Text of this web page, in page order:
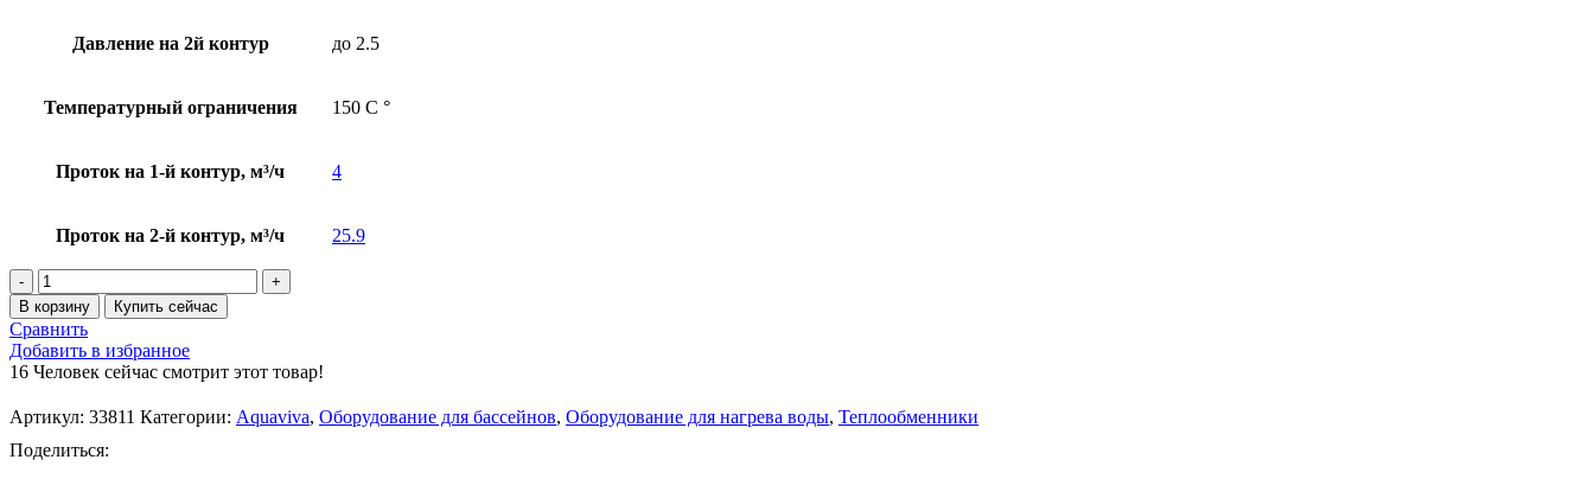
Давление на 2й контур до 2.5
Температурный ограничения 150 С °
Проток на 1-й контур, м³/ч 4
Проток на 2-й контур, м³/ч 25.9
В корзину Купить сейчас
Сравнить
Добавить в избранное
16 Человек сейчас смотрит этот товар!
Артикул: 33811 Категории: Aquaviva, Оборудование для бассейнов, Оборудование для нагрева воды, Теплообменники
Поделиться: